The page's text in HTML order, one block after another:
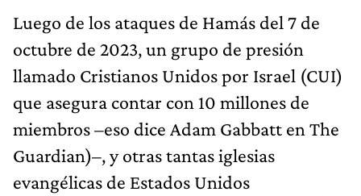
Luego de los ataques de Hamás del 7 de
octubre de 2023, un grupo de presión
llamado Cristianos Unidos por Israel (CUI)
que asegura contar con 10 millones de
miembros –eso dice Adam Gabbatt en The
Guardian)–, y otras tantas iglesias
evangélicas de Estados Unidos